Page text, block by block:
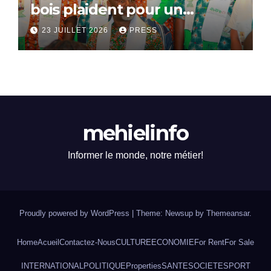
bois plaident pour un
dialogue national
23 JUILLET 2026 PRESS
mehielinfo
Informer le monde, notre métier!
Proudly powered by WordPress Theme: Newsup by Themeansar.
HomeAcueil Contactez-NousCULTURE ECONOMIE For RentFor Sale
INTERNATIONALPOLITIQUE PropertiesSANTESOCIETESPORT